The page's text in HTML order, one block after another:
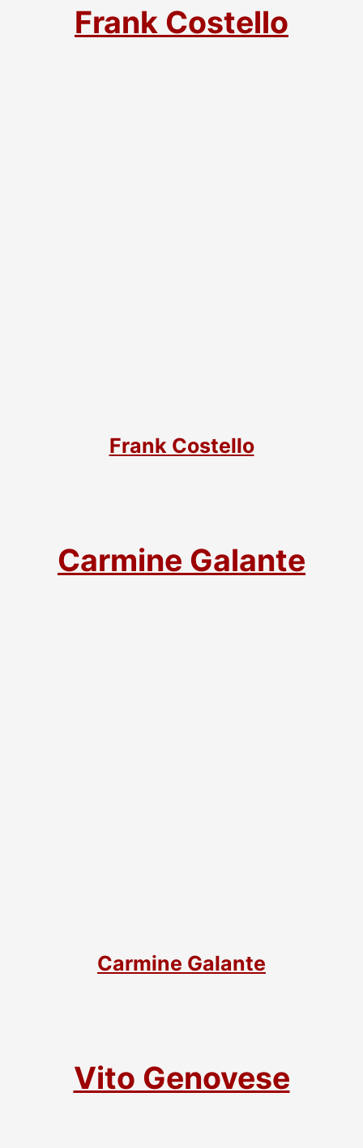
Frank Costello
Frank Costello
Carmine Galante
Carmine Galante
Vito Genovese